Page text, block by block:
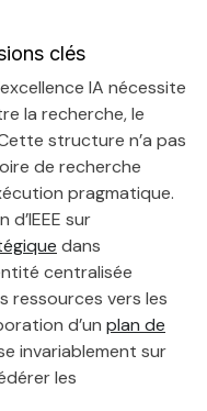
clés
IA nécessite
la recherche, le
structure n’a pas
de recherche
pragmatique.
sur
dans
centralisée
ressources vers les
d’un plan de
invariablement sur
les